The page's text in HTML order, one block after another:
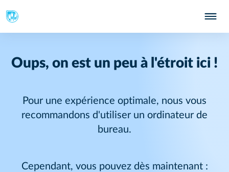
Oups, on est un peu à l'étroit ici !
Pour une expérience optimale, nous vous
recommandons d'utiliser un ordinateur de
bureau.
Cependant, vous pouvez dès maintenant :